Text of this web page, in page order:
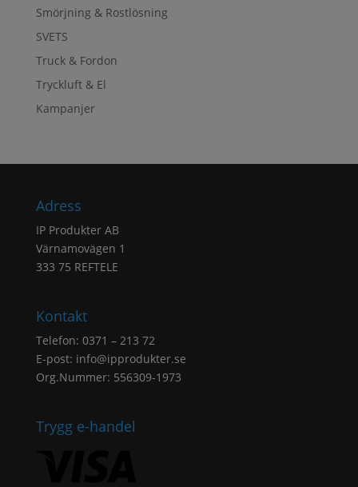
Smörjning & Rostlösning
SVETS
Truck & Fordon
Tryckluft & El
Kampanjer
Adress
IP Produkter AB
Värnamovägen 1
333 75 REFTELE
Kontakt
Telefon: 0371 – 213 72
E-post: info@ipprodukter.se
Org.Nummer: 556309-1973
Trygg e-handel